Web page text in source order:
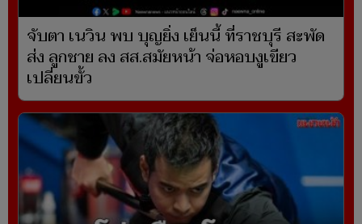
จับตา เนวิน พบ บุญยิ่ง เย็นนี้ ที่ราชบุรี สะพัด
ส่ง ลูกชาย ลง สส.สมัยหน้า จ่อหอบงูเขียว
เปลี่ยนขั้ว